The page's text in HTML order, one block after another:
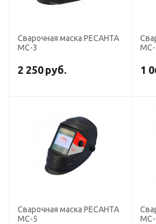
Сварочная маска РЕСАНТА
МС-3
2 250 руб.
МС-
1
Сварочная маска РЕСАНТА
МС-5
МС-